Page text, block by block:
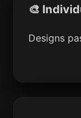
🎨
Designs